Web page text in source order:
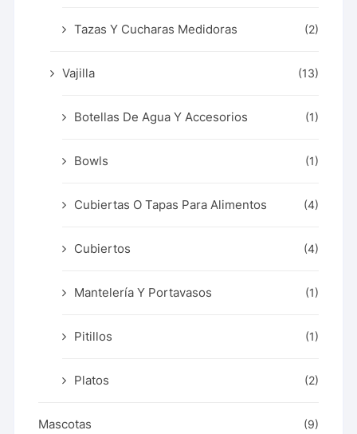
Tazas Y Cucharas Medidoras (2)
Vajilla (13)
Botellas De Agua Y Accesorios (1)
Bowls (1)
Cubiertas O Tapas Para Alimentos (4)
Cubiertos (4)
Mantelería Y Portavasos (1)
Pitillos (1)
Platos (2)
Mascotas (9)